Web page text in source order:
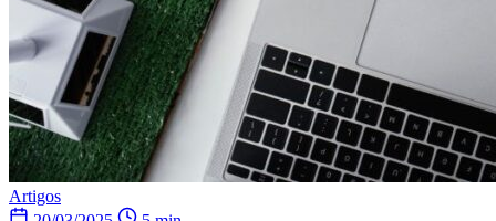
Artigos